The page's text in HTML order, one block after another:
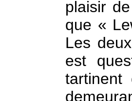
plaisir
que «
Les
est